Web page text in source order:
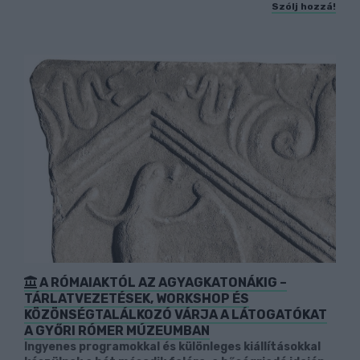
Szólj hozzá!
A RÓMAIAKTÓL AZ AGYAGKATONÁKIG –
TÁRLATVEZETÉSEK, WORKSHOP ÉS
KÖZÖNSÉGTALÁLKOZÓ VÁRJA A LÁTOGATÓKAT
A GYŐRI RÓMER MÚZEUMBAN
Ingyenes programokkal és különleges kiállításokkal